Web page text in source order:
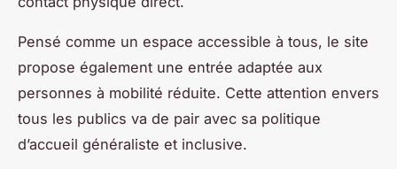
Pensé comme un espace accessible à tous, le site
propose également une entrée adaptée aux
personnes à mobilité réduite. Cette attention envers
tous les publics va de pair avec sa politique
d’accueil généraliste et inclusive.